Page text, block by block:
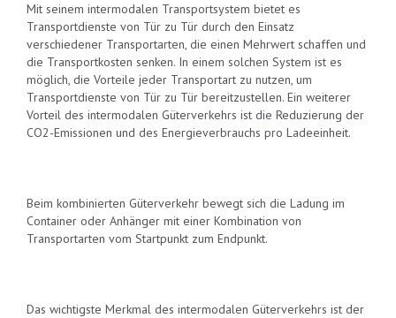
Mit seinem intermodalen Transportsystem bietet es
Transportdienste von Tür zu Tür durch den Einsatz
verschiedener Transportarten, die einen Mehrwert schaffen und
die Transportkosten senken. In einem solchen System ist es
möglich, die Vorteile jeder Transportart zu nutzen, um
Transportdienste von Tür zu Tür bereitzustellen. Ein weiterer
Vorteil des intermodalen Güterverkehrs ist die Reduzierung der
CO2-Emissionen und des Energieverbrauchs pro Ladeeinheit.
Beim kombinierten Güterverkehr bewegt sich die Ladung im
Container oder Anhänger mit einer Kombination von
Transportarten vom Startpunkt zum Endpunkt.
Das wichtigste Merkmal des intermodalen Güterverkehrs ist der